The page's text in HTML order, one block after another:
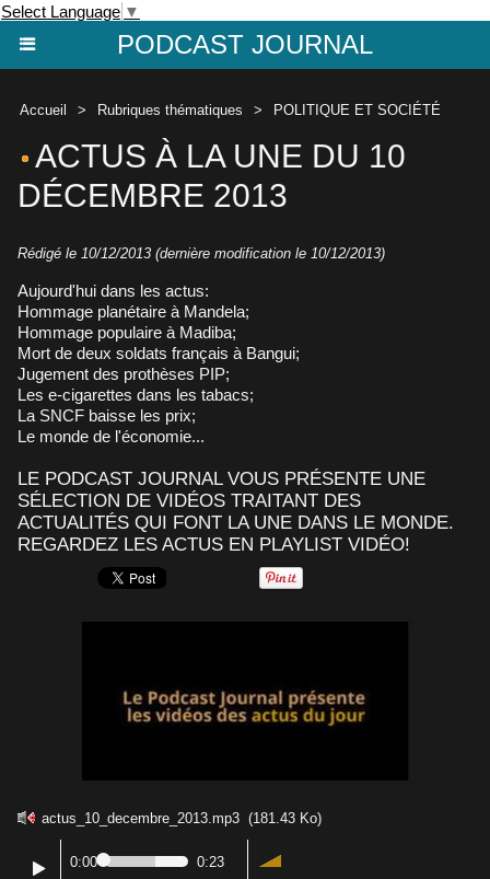
Select Language ▼
PODCAST JOURNAL
Accueil > Rubriques thématiques > POLITIQUE ET SOCIÉTÉ
ACTUS À LA UNE DU 10
DÉCEMBRE 2013
Rédigé le 10/12/2013 (dernière modification le 10/12/2013)
Aujourd'hui dans les actus:
Hommage planétaire à Mandela;
Hommage populaire à Madiba;
Mort de deux soldats français à Bangui;
Jugement des prothèses PIP;
Les e-cigarettes dans les tabacs;
La SNCF baisse les prix;
Le monde de l'économie...
LE PODCAST JOURNAL VOUS PRÉSENTE UNE
SÉLECTION DE VIDÉOS TRAITANT DES
ACTUALITÉS QUI FONT LA UNE DANS LE MONDE.
REGARDEZ LES ACTUS EN PLAYLIST VIDÉO!
actus_10_decembre_2013.mp3 (181.43 Ko)
0:00 0:23